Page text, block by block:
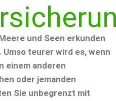
und Seen erkunden
teurer wird es, wenn
einem anderen
oder jemanden
Sie unbegrenzt mit